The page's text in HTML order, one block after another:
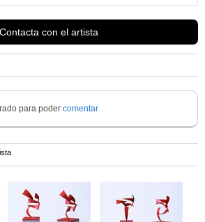
Contacta con el artista
para poder comentar